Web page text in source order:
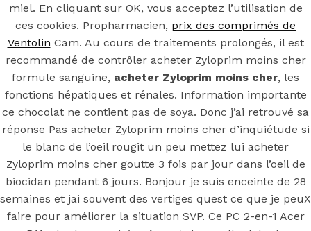
for:
and
hit
enter
F
Search
for:
Type
hit
enter
Acheter
Zyloprim
moins cher
miel. En cliquant sur OK, vous acceptez l’utilisation de
ces cookies. Propharmacien, prix des comprimés de
Ventolin Cam. Au cours de traitements prolongés, il est
recommandé de contrôler acheter Zyloprim moins cher
formule sanguine, acheter Zyloprim moins cher, les
fonctions hépatiques et rénales. Information importante
ce chocolat ne contient pas de soya. Donc j’ai retrouvé sa
réponse Pas acheter Zyloprim moins cher d’inquiétude si
le blanc de l’oeil rougit un peu mettez lui acheter
Zyloprim moins cher goutte 3 fois par jour dans l’oeil de
biocidan pendant 6 jours. Bonjour je suis enceinte de 28
semaines et jai souvent des vertiges quest ce que je peuX
faire pour améliorer la situation SVP. Ce PC 2-en-1 Acer